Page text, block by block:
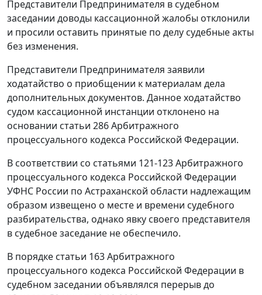
Представители Предпринимателя в судебном
заседании доводы кассационной жалобы отклонили
и просили оставить принятые по делу судебные акты
без изменения.
Представители Предпринимателя заявили
ходатайство о приобщении к материалам дела
дополнительных документов. Данное ходатайство
судом кассационной инстанции отклонено на
основании статьи 286Арбитражного
процессуального кодекса Российской Федерации.
В соответствии со статьями 121-123Арбитражного
процессуального кодекса Российской Федерации
УФНС России по Астраханской области надлежащим
образом извещено о месте и времени судебного
разбирательства, однако явку своего представителя
в судебное заседание не обеспечило.
В порядке статьи 163Арбитражного
процессуального кодекса Российской Федерации в
судебном заседании объявлялся перерыв до